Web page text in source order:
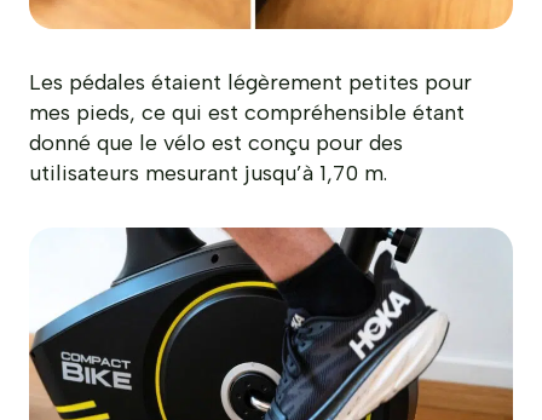
Les pédales étaient légèrement petites pour
mes pieds, ce qui est compréhensible étant
donné que le vélo est conçu pour des
utilisateurs mesurant jusqu’à 1,70 m.